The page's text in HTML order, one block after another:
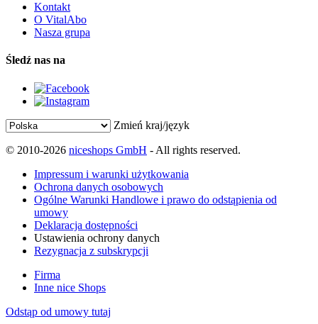
Kontakt
O VitalAbo
Nasza grupa
Śledź nas na
Zmień kraj/język
© 2010-2026 niceshops GmbH - All rights reserved.
Impressum i warunki użytkowania
Ochrona danych osobowych
Ogólne Warunki Handlowe i prawo do odstąpienia od
umowy
Deklaracja dostępności
Ustawienia ochrony danych
Rezygnacja z subskrypcji
Firma
Inne nice Shops
Odstąp od umowy tutaj